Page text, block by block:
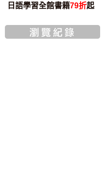
日語學習全館書籍79折起